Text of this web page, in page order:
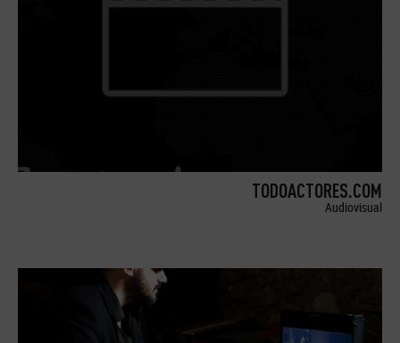
TODOACTORES.COM
Audiovisual